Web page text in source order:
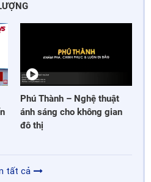
Phú Thành – Nghệ thuật
ánh sáng cho không gian
đô thị
tất cả